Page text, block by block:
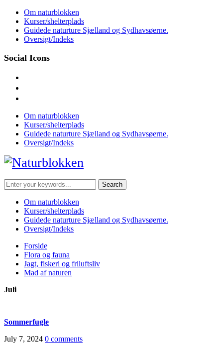
Skip
content
Om naturblokken
Kurser/shelterplads
Guidede naturture Sjælland og Sydhavsøerne.
Oversigt/Indeks
Social Icons
Om naturblokken
Kurser/shelterplads
Guidede naturture Sjælland og Sydhavsøerne.
Oversigt/Indeks
Search
for:
Om naturblokken
Kurser/shelterplads
Guidede naturture Sjælland og Sydhavsøerne.
Oversigt/Indeks
Forside
Flora og fauna
Jagt, fiskeri og friluftsliv
Mad af naturen
Juli
Sommerfugle
July 7, 2024 0 comments